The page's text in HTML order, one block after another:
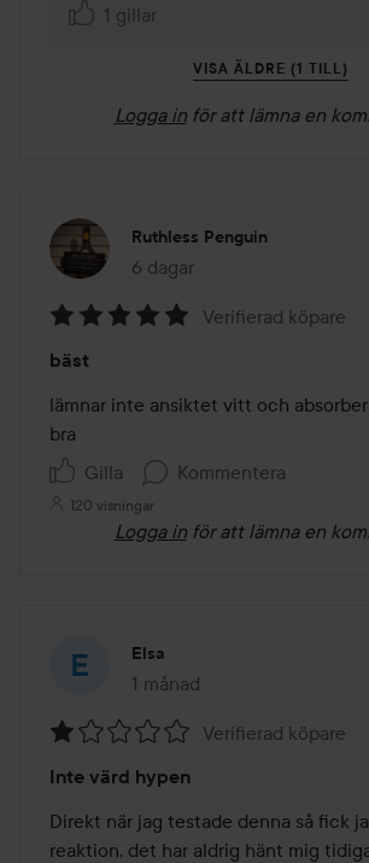
1 gillar
VISA ÄLDRE (1 TILL)
Logga in för att lämna en
Ruthless Penguin
6 dagar
Inlägget skapades 6 dagar
5
av
5
Verifierad köpare
bäst
lämnar inte ansiktet vitt och
bra
Gilla
Kommentera
120 visningar
Logga in för att lämna en
Elsa
1 månad
Inlägget skapades 1 månad
1
av
5
Verifierad köpare
Inte värd hypen
Direkt när jag testade denna så fick
reaktion, det har aldrig hänt mig